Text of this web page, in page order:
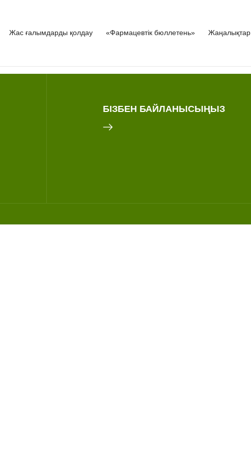
Жас ғалымдарды қолдау «Фармацевтік бюллетень» Жаңалықтар
БІЗБЕН БАЙЛАНЫСЫҢЫЗ